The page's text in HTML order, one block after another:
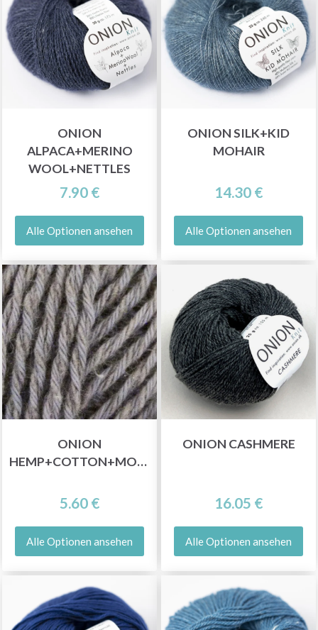
ONION
ALPACA+MERINO
WOOL+NETTLES
7.90 €
Alle Optionen ansehen
ONION SILK+KID
MOHAIR
14.30 €
Alle Optionen ansehen
ONION
HEMP+COTTON+MODAL
5.60 €
Alle Optionen ansehen
ONION CASHMERE
16.05 €
Alle Optionen ansehen